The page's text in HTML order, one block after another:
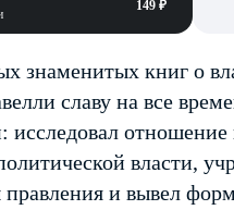
149 ₽
знаменитых книг о
славу на все
исследовал
власти,
и вывел